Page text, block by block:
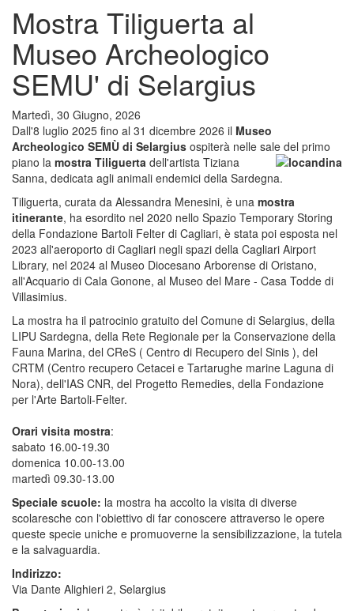
Mostra Tiliguerta al
Museo Archeologico
SEMU' di Selargius
Martedì, 30 Giugno, 2026
Dall'8 luglio 2025 fino al 31 dicembre 2026 il Museo
Archeologico SEMÙ di Selargius ospiterà nelle sale del primo
piano la mostra Tiliguerta dell'artista Tiziana
Sanna, dedicata agli animali endemici della Sardegna.
Tiliguerta, curata da Alessandra Menesini, è una mostra
itinerante, ha esordito nel 2020 nello Spazio Temporary Storing
della Fondazione Bartoli Felter di Cagliari, è stata poi esposta nel
2023 all'aeroporto di Cagliari negli spazi della Cagliari Airport
Library, nel 2024 al Museo Diocesano Arborense di Oristano,
all'Acquario di Cala Gonone, al Museo del Mare - Casa Todde di
Villasimius.
La mostra ha il patrocinio gratuito del Comune di Selargius, della
LIPU Sardegna, della Rete Regionale per la Conservazione della
Fauna Marina, del CReS ( Centro di Recupero del Sinis ), del
CRTM (Centro recupero Cetacei e Tartarughe marine Laguna di
Nora), dell'IAS CNR, del Progetto Remedies, della Fondazione
per l'Arte Bartoli-Felter.
Orari visita mostra:
sabato 16.00-19.30
domenica 10.00-13.00
martedì 09.30-13.00
Speciale scuole: la mostra ha accolto la visita di diverse
scolaresche con l'obiettivo di far conoscere attraverso le opere
queste specie uniche e promuoverne la sensibilizzazione, la tutela
e la salvaguardia.
Indirizzo:
Via Dante Alighieri 2, Selargius